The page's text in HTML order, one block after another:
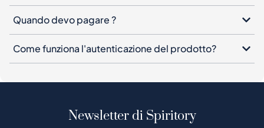
Quando devo pagare ?
Come funziona l'autenticazione del prodotto?
Newsletter di Spiritory